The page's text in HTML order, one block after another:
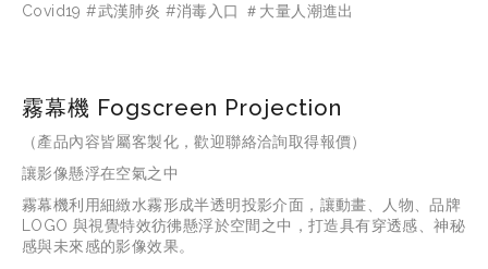
Covid19 #武漢肺炎 #消毒入口 ＃大量人潮進出
霧幕機 Fogscreen Projection
（產品內容皆屬客製化，歡迎聯絡洽詢取得報價）
讓影像懸浮在空氣之中
霧幕機利用細緻水霧形成半透明投影介面，讓動畫、人物、品牌
LOGO 與視覺特效彷彿懸浮於空間之中，打造具有穿透感、神秘
感與未來感的影像效果。